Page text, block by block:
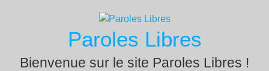
Paroles Libres
Bienvenue sur le site Paroles Libres !